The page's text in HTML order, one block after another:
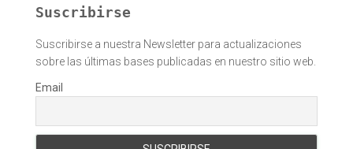
Suscribirse
Suscribirse a nuestra Newsletter para actualizaciones
sobre las últimas bases publicadas en nuestro sitio web.
Email